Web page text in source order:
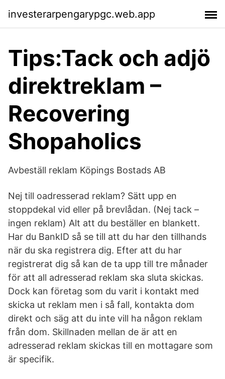
investerarpengarypgc.web.app
Tips:Tack och adjö
direktreklam –
Recovering
Shopaholics
Avbeställ reklam Köpings Bostads AB
Nej till oadresserad reklam? Sätt upp en
stoppdekal vid eller på brevlådan. (Nej tack –
ingen reklam) Alt att du beställer en blankett.
Har du BankID så se till att du har den tillhands
när du ska registrera dig. Efter att du har
registrerat dig så kan de ta upp till tre månader
för att all adresserad reklam ska sluta skickas.
Dock kan företag som du varit i kontakt med
skicka ut reklam men i så fall, kontakta dom
direkt och säg att du inte vill ha någon reklam
från dom. Skillnaden mellan de är att en
adresserad reklam skickas till en mottagare som
är specifik.